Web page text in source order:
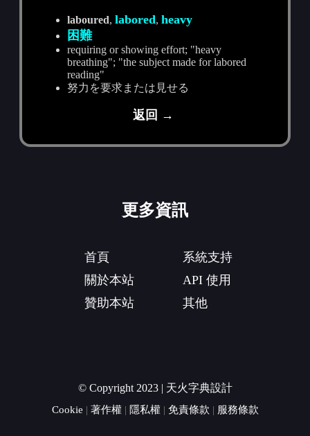
laboured,labored,heavy
困難
requiring or showing effort; "heavy
breathing"; "the subject made for labored
reading"
努力を要求または見せる
返回 →
更多資訊
首頁
關於本站
贊助本站
系統支持
API 使用
其他
© Copyright 2023 | 天火字典設計
Cookie | 著作權| 隱私權| 免責條款 | 服務條款